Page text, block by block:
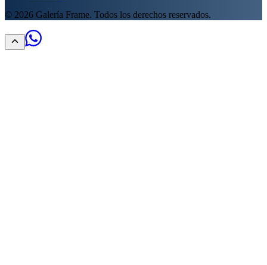
© 2026 Galería Frame. Todos los derechos reservados.